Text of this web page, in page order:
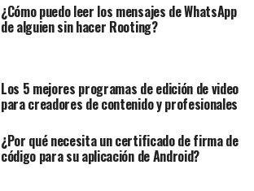
¿Cómo puedo leer los mensajes de WhatsApp
de alguien sin hacer Rooting?
Los 5 mejores programas de edición de video
para creadores de contenido y profesionales
¿Por qué necesita un certificado de firma de
código para su aplicación de Android?